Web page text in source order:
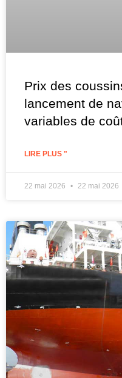
Prix des
lancement de
variables de
LIRE PLUS "
22 mai 2026 22 mai 2026